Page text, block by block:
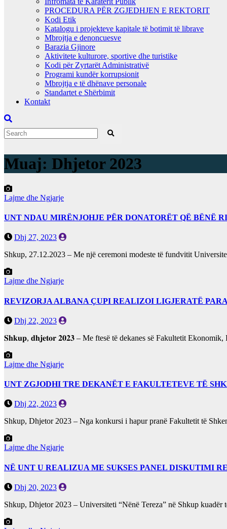
PROCEDURA PËR ZGJEDHJEN E REKTORIT
Kodi Etik
Katalogu i projekteve kapitale të botimit të librave
Mbrojtja e denoncuesve
Barazia Gjinore
Aktivitete kulturore, sportive dhe turistike
Kodi për Zyrtarët Administrativë
Programi kundër korrupsionit
Mbrojtja e të dhënave personale
Standartet e Shërbimit
Kontakt
Muaj: Dhjetor 2023
Lajme dhe Ngjarje
UNT NDAU MIRËNJOHJE PËR DONATORËT QË BËNË
Dhj 27, 2023
Shkup, 27.12.2023 – Me një ceremoni modeste të fundvitit
Lajme dhe Ngjarje
REVIZORJA ALBANA ÇUPI REALIZOI LIGJERATË
Dhj 22, 2023
𝐒𝐡𝐤𝐮𝐩, 𝐝𝐡𝐣𝐞𝐭𝐨𝐫 𝟐𝟎𝟐𝟑 – Me ftesë të dekanes së Fakultetit
Lajme dhe Ngjarje
UNT ZGJODHI TRE DEKANËT E FAKULTETEVE TË
Dhj 22, 2023
Shkup, Dhjetor 2023 – Nga konkursi i hapur pranë Fakultetit të
Lajme dhe Ngjarje
NË UNT U REALIZUA ME SUKSES PANEL DISKUTIMI
Dhj 20, 2023
Shkup, Dhjetor 2023 – Universiteti “Nënë Tereza” në Shkup